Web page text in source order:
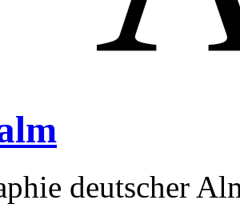
deutscher